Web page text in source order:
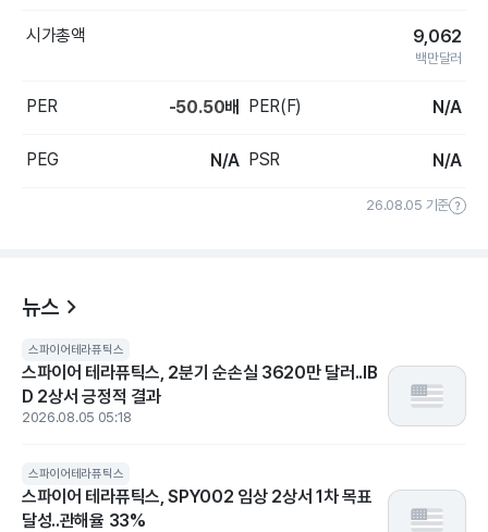
시가총액 9,062
백만달러
PER -50.50배 PER(F) N/A
PEG N/A PSR N/A
26.08.05 기준
뉴스
스파이어테라퓨틱스
스파이어 테라퓨틱스, 2분기 순손실 3620만 달러..IB
D 2상서 긍정적 결과
2026.08.05 05:18
스파이어테라퓨틱스
스파이어 테라퓨틱스, SPY002 임상 2상서 1차 목표
달성..관해율 33%